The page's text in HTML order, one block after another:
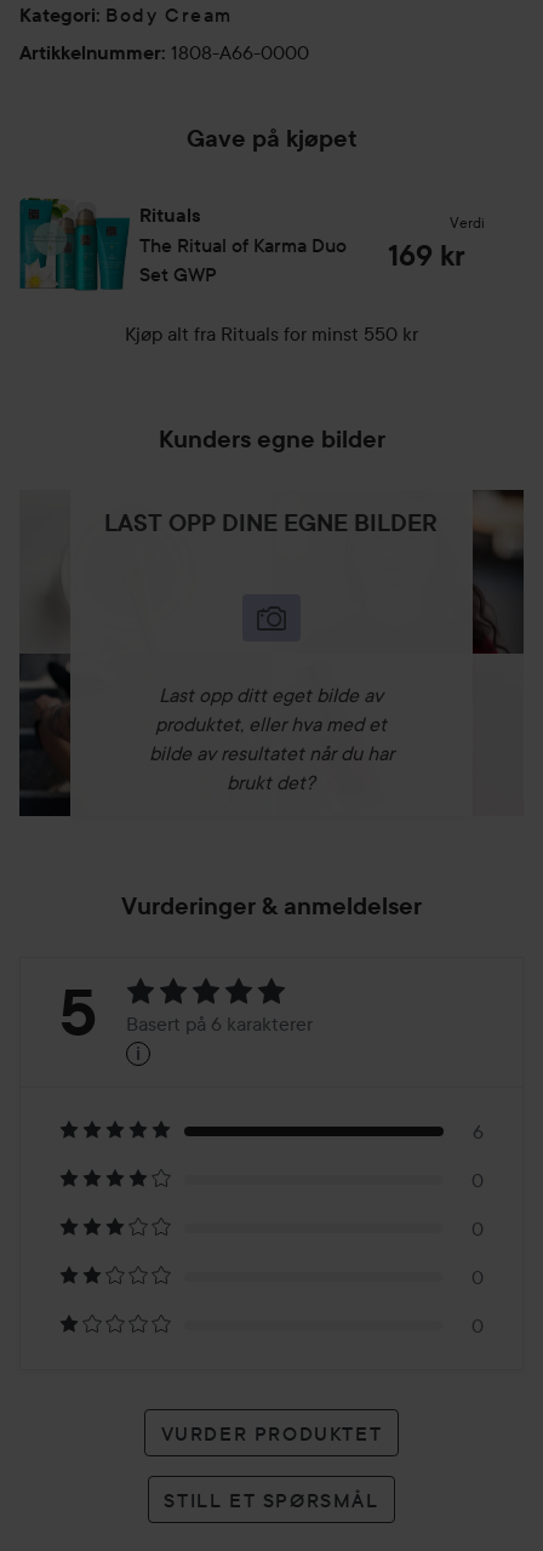
Kategori: Body Cream
Artikkelnummer: 1808-A66-0000
Gave på kjøpet
Rituals
The Ritual of Karma Duo
Set GWP
Verdi
169 kr
Kjøp alt fra Rituals for minst 550 kr
Kunders egne bilder
LAST OPP DINE EGNE BILDER
Last opp ditt eget bilde av
produktet, eller hva med et
bilde av resultatet når du har
brukt det?
Vurderinger & anmeldelser
Vurdering:
Basert
på
6
karakterer
5 Basert på 6 karakterer
i
6
0
0
0
0
VURDER PRODUKTET
STILL ET SPØRSMÅL